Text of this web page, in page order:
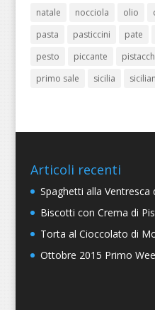
natale
nocciola olio
pasta
pasticcini pate
pesto
piccante
primo sale
sicilia
Articoli recenti
Spaghetti alla Ventresca
Biscotti con Crema di
Torta al Cioccolato di
Ottobre 2015 Primo